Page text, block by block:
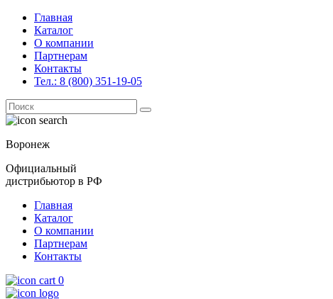
Главная
Каталог
О компании
Партнерам
Контакты
Тел.: 8 (800) 351-19-05
Поиск
for:
Воронеж
Официальный
дистрибьютор в РФ
Главная
Каталог
О компании
Партнерам
Контакты
0